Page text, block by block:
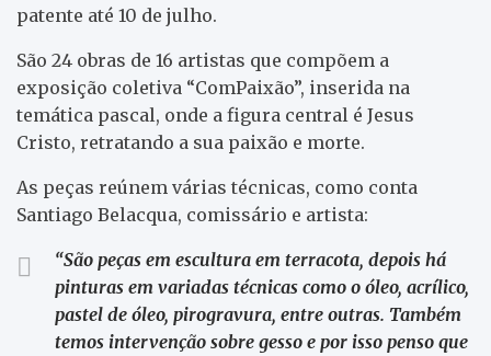
patente até 10 de julho.
São 24 obras de 16 artistas que compõem a
exposição coletiva “ComPaixão”, inserida na
temática pascal, onde a figura central é Jesus
Cristo, retratando a sua paixão e morte.
As peças reúnem várias técnicas, como conta
Santiago Belacqua, comissário e artista:
“São peças em escultura em terracota, depois há
pinturas em variadas técnicas como o óleo, acrílico,
pastel de óleo, pirogravura, entre outras. Também
temos intervenção sobre gesso e por isso penso que